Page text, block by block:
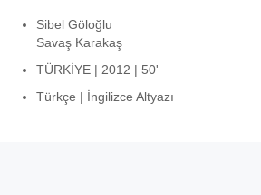
Sibel Göloğlu
Savaş Karakaş
TÜRKİYE | 2012 | 50'
Türkçe | İngilizce Altyazı